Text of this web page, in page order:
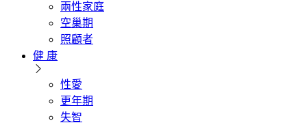
兩性家庭
空巢期
照顧者
健 康
性愛
更年期
失智